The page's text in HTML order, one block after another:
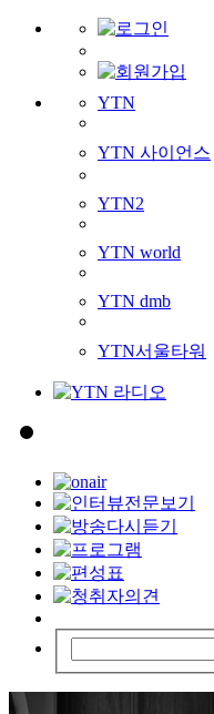
YTN
YTN 사이언스
YTN2
YTN world
YTN dmb
YTN서울타워